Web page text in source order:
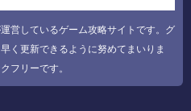
営しているゲーム攻略サイトです。グ
く更新できるように努めてまいりま
フリーです。